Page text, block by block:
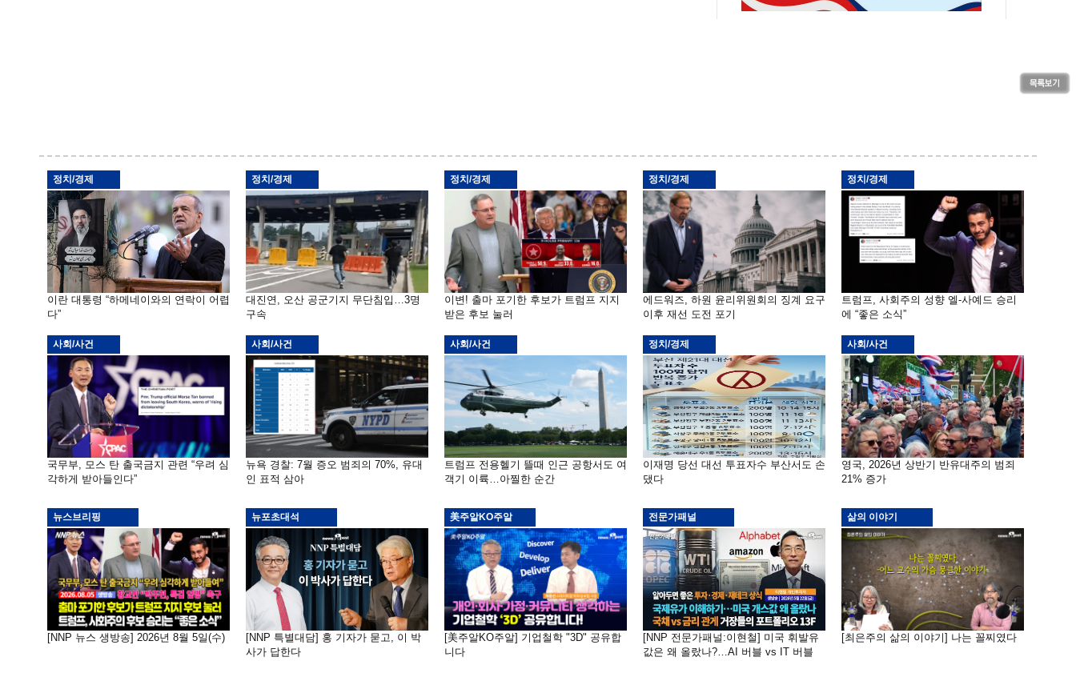
정치/경제
이란 대통령 “하메네이와의 연락이 어렵
다”
정치/경제
대진연, 오산 공군기지 무단침입…3명
구속
정치/경제
이변! 출마 포기한 후보가 트럼프 지지
받은 후보 눌러
정치/경제
에드워즈, 하원 윤리위원회의 징계 요구
이후 재선 도전 포기
정치/경제
트럼프, 사회주의 성향 엘-사예드 승리
에 “좋은 소식”
사회/사건
국무부, 모스 탄 출국금지 관련 “우려 심
각하게 받아들인다”
사회/사건
뉴욕 경찰: 7월 증오 범죄의 70%, 유대
인 표적 삼아
사회/사건
트럼프 전용헬기 뜰때 인근 공항서도 여
객기 이륙…아찔한 순간
정치/경제
이재명 당선 대선 투표자수 부산서도 손
댔다
사회/사건
영국, 2026년 상반기 반유대주의 범죄
21% 증가
뉴스브리핑
[NNP 뉴스 생방송] 2026년 8월 5일(수)
뉴포초대석
[NNP 특별대담] 홍 기자가 묻고, 이 박
사가 답한다
美주알KO주알
[美주알KO주알] 기업철학 "3D" 공유합
니다
전문가패널
[NNP 전문가패널:이현철] 미국 휘발유
값은 왜 올랐나?…AI 버블 vs IT 버블
삶의 이야기
[최은주의 삶의 이야기] 나는 꼴찌였다